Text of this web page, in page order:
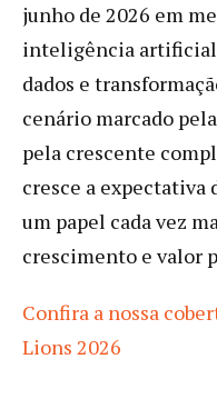
junho de 2026 em
inteligência
dados e
cenário marcado
pela crescente
cresce a expectativa
um papel cada vez
crescimento e valor
Confira a nossa
Lions 2026